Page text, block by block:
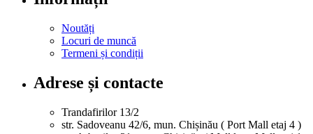
Noutăți
Locuri de muncă
Termeni și condiții
Adrese și contacte
Trandafirilor 13/2
str. Sadoveanu 42/6, mun. Chișinău ( Port Mall etaj 4 )